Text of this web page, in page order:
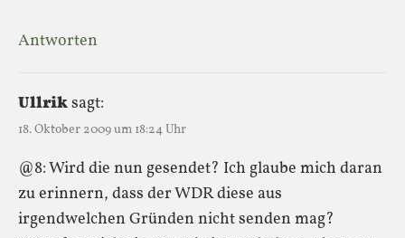
Antworten
Ullriksagt:
18. Oktober 2009 um 18:24 Uhr
@8: Wird die nun gesendet? Ich glaube mich daran
zu erinnern, dass der WDR diese aus
irgendwelchen Gründen nicht senden mag?